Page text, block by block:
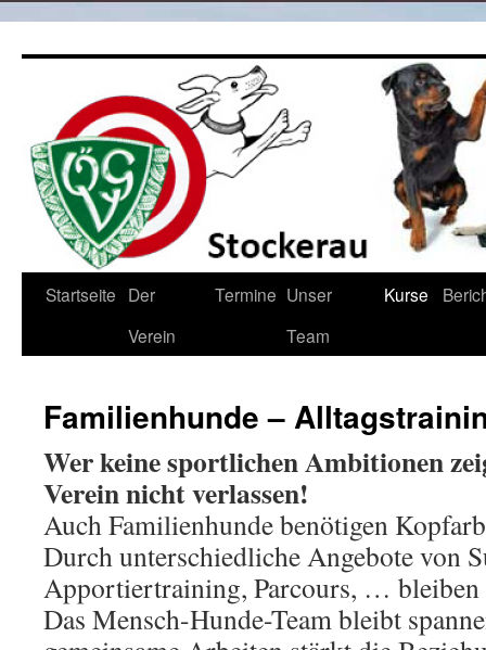
Startseite Der
Verein
Termine Unser
Team
Kurse
Familienhunde –
Wer keine sportlichen Ambitionen
Verein nicht verlassen!
Auch Familienhunde benötigen
Durch unterschiedliche Angebote von
Apportiertraining, Parcours, …
Das Mensch-Hunde-Team bleibt